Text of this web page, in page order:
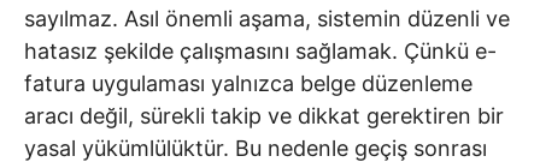
sayılmaz. Asıl önemli aşama, sistemin düzenli ve
hatasız şekilde çalışmasını sağlamak. Çünkü e-
fatura uygulaması yalnızca belge düzenleme
aracı değil, sürekli takip ve dikkat gerektiren bir
yasal yükümlülüktür. Bu nedenle geçiş sonrası